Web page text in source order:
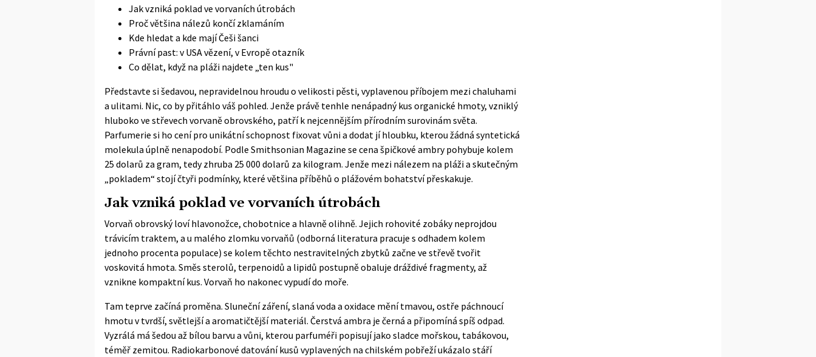
Jak vzniká poklad ve vorvaních útrobách
Proč většina nálezů končí zklamáním
Kde hledat a kde mají Češi šanci
Právní past: v USA vězení, v Evropě otazník
Co dělat, když na pláži najdete „ten kus"
Představte si šedavou, nepravidelnou hroudu o velikosti pěsti, vyplavenou příbojem mezi chaluhami
a ulitami. Nic, co by přitáhlo váš pohled. Jenže právě tenhle nenápadný kus organické hmoty, vzniklý
hluboko ve střevech vorvaně obrovského, patří k nejcennějším přírodním surovinám světa.
Parfumerie si ho cení pro unikátní schopnost fixovat vůni a dodat jí hloubku, kterou žádná syntetická
molekula úplně nenapodobí. Podle Smithsonian Magazine se cena špičkové ambry pohybuje kolem
25 dolarů za gram, tedy zhruba 25 000 dolarů za kilogram. Jenže mezi nálezem na pláži a skutečným
„pokladem“ stojí čtyři podmínky, které většina příběhů o plážovém bohatství přeskakuje.
Jak vzniká poklad ve vorvaních útrobách
Vorvaň obrovský loví hlavonožce, chobotnice a hlavně olihně. Jejich rohovité zobáky neprojdou
trávicím traktem, a u malého zlomku vorvaňů (odborná literatura pracuje s odhadem kolem
jednoho procenta populace) se kolem těchto nestravitelných zbytků začne ve střevě tvořit
voskovitá hmota. Směs sterolů, terpenoidů a lipidů postupně obaluje dráždivé fragmenty, až
vznikne kompaktní kus. Vorvaň ho nakonec vypudí do moře.
Tam teprve začíná proměna. Sluneční záření, slaná voda a oxidace mění tmavou, ostře páchnoucí
hmotu v tvrdší, světlejší a aromatičtější materiál. Čerstvá ambra je černá a připomíná spíš odpad.
Vyzrálá má šedou až bílou barvu a vůni, kterou parfuméři popisují jako sladce mořskou, tabákovou,
téměř zemitou. Radiokarbonové datování kusů vyplavených na chilském pobřeží ukázalo stáří